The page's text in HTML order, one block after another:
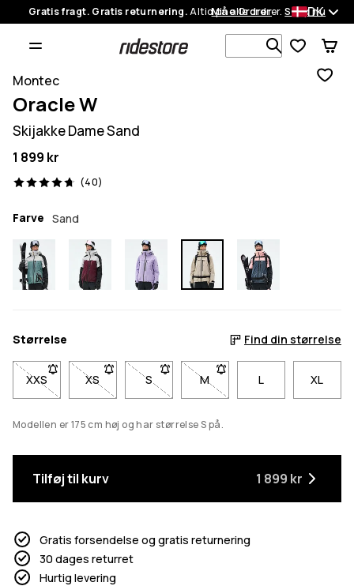
Gratis fragt. Gratis returnering.Altid på alle ordrer.Shop nu
Mine Ordrer DK
Søg i 1
Montec
Oracle W
Skijakke Dame Sand
1 899 kr
(40)
40 anmeldelser, 4.7/5
Farve Sand
Størrelse Find din størrelse
XXS- Størrelse XXS er ikke tilgængelig. Klik for at blive
XS- Størrelse XS er ikke tilgængelig. Klik for at blive
S- Størrelse S er ikke tilgængelig. Klik
M- Størrelse M er ikke
L XL
Modellen er 175 cm høj og har størrelse S på.
Tilføj til kurv 1 899 kr
Gratis forsendelse og gratis returnering
30 dages returret
Hurtig levering